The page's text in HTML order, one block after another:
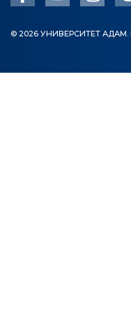
© 2026 УНИВЕРСИТЕТ